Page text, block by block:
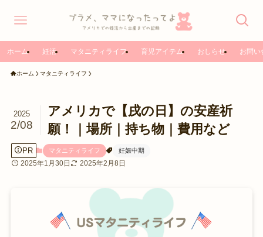
ホーム 妊活 マタニティライフ 育児アイテム おしらせ お問い
ホーム マタニティライフ
アメリカで【戌の日】の安産祈
願！｜場所｜持ち物｜費用など
2025
2/08
PR マタニティライフ 妊娠中期
2025年1月30日 2025年2月8日